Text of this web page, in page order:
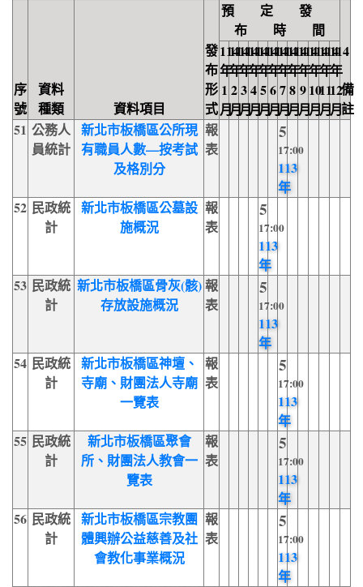
序
號
資料
種類
資料項目
發
布
形
式
預 定 發
布 時 間
備
註
114
年
1
月
114
年
2
月
114
年
3
月
114
年
4
月
114
年
5
月
114
年
6
月
114
年
7
月
114
年
8
月
114
年
9
月
114
年
10
月
114
年
11
月
114
年
12
月
51 公務人
員統計
新北市板橋區公所現
有職員人數—按考試
及格別分
報
表
5
17:00
113
年
52 民政統
計
新北市板橋區公墓設
施概況
報
表
5
17:00
113
年
53 民政統
計
新北市板橋區骨灰(骸)
存放設施概況
報
表
5
17:00
113
年
54 民政統
計
新北市板橋區神壇、
寺廟、財團法人寺廟
一覽表
報
表
5
17:00
113
年
55 民政統
計
新北市板橋區聚會
所、財團法人教會一
覽表
報
表
5
17:00
113
年
56 民政統
計
新北市板橋區宗教團
體興辦公益慈善及社
會教化事業概況
報
表
5
17:00
113
年